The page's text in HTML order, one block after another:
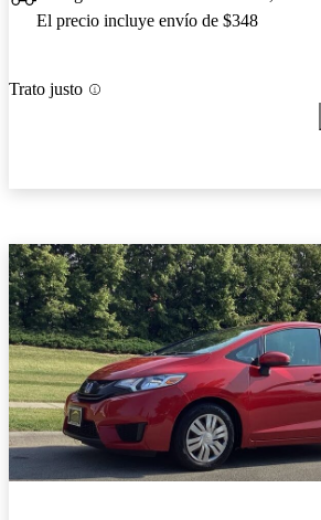
El precio incluye envío de $348
Trato justo